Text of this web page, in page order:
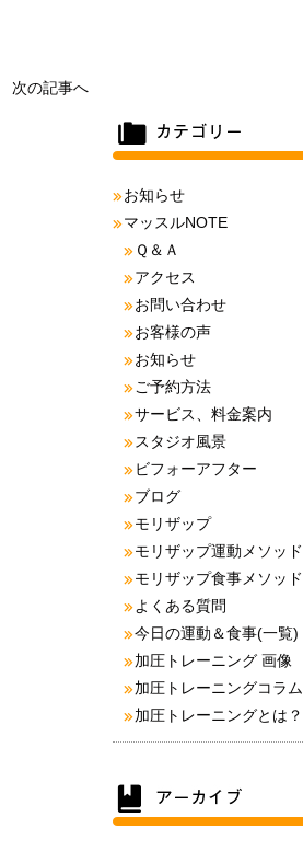
次の記事へ
お知らせ
マッスルNOTE
Ｑ＆Ａ
アクセス
お問い合わせ
お客様の声
お知らせ
ご予約方法
サービス、料金案内
スタジオ風景
ビフォーアフター
ブログ
モリザップ
モリザップ運動メソッド
モリザップ食事メソッド
よくある質問
今日の運動＆食事(一覧)
加圧トレーニング 画像
加圧トレーニングコラム
加圧トレーニングとは？